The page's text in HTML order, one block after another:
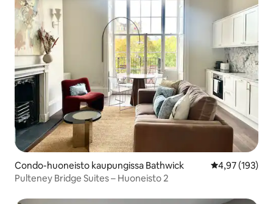
Condo-huoneisto kaupungissa Bathwick
4,97 (193)
Pulteney Bridge Suites – Huoneisto 2